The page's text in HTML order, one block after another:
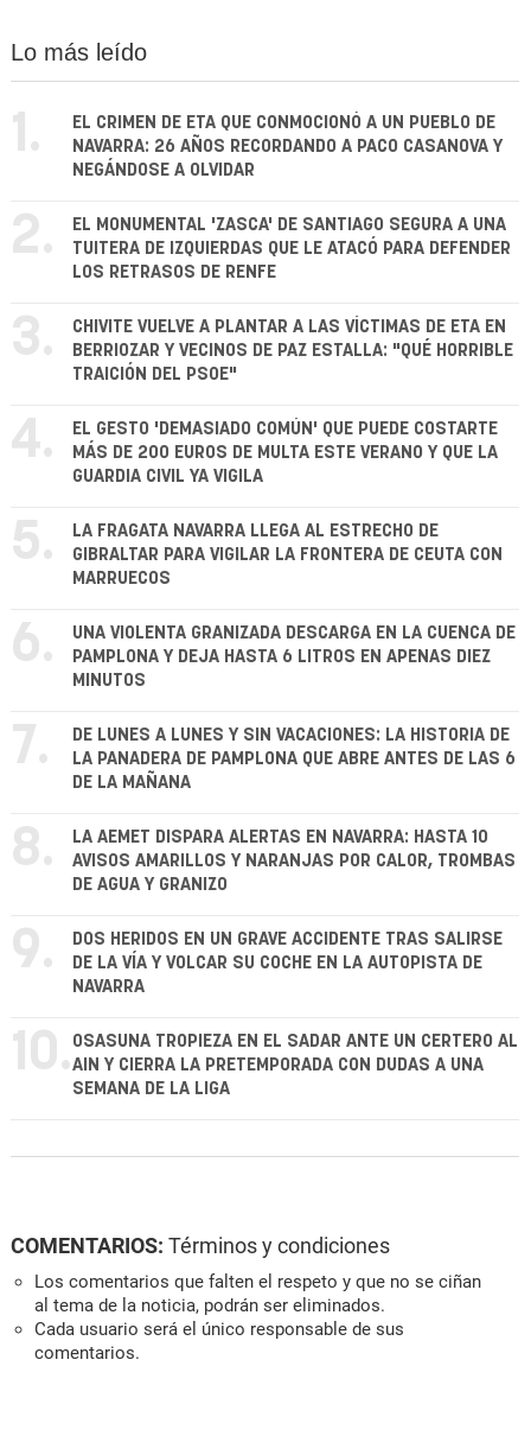
Lo más leído
1.
EL CRIMEN DE ETA QUE CONMOCIONÓ A UN PUEBLO DE
NAVARRA: 26 AÑOS RECORDANDO A PACO CASANOVA Y
NEGÁNDOSE A OLVIDAR
2.
EL MONUMENTAL 'ZASCA' DE SANTIAGO SEGURA A UNA
TUITERA DE IZQUIERDAS QUE LE ATACÓ PARA DEFENDER
LOS RETRASOS DE RENFE
3.
CHIVITE VUELVE A PLANTAR A LAS VÍCTIMAS DE ETA EN
BERRIOZAR Y VECINOS DE PAZ ESTALLA: "QUÉ HORRIBLE
TRAICIÓN DEL PSOE"
4.
EL GESTO 'DEMASIADO COMÚN' QUE PUEDE COSTARTE
MÁS DE 200 EUROS DE MULTA ESTE VERANO Y QUE LA
GUARDIA CIVIL YA VIGILA
5.
LA FRAGATA NAVARRA LLEGA AL ESTRECHO DE
GIBRALTAR PARA VIGILAR LA FRONTERA DE CEUTA CON
MARRUECOS
6.
UNA VIOLENTA GRANIZADA DESCARGA EN LA CUENCA DE
PAMPLONA Y DEJA HASTA 6 LITROS EN APENAS DIEZ
MINUTOS
7.
DE LUNES A LUNES Y SIN VACACIONES: LA HISTORIA DE
LA PANADERA DE PAMPLONA QUE ABRE ANTES DE LAS 6
DE LA MAÑANA
8.
LA AEMET DISPARA ALERTAS EN NAVARRA: HASTA 10
AVISOS AMARILLOS Y NARANJAS POR CALOR, TROMBAS
DE AGUA Y GRANIZO
9.
DOS HERIDOS EN UN GRAVE ACCIDENTE TRAS SALIRSE
DE LA VÍA Y VOLCAR SU COCHE EN LA AUTOPISTA DE
NAVARRA
10. OSASUNA TROPIEZA EN EL SADAR ANTE UN CERTERO AL
AIN Y CIERRA LA PRETEMPORADA CON DUDAS A UNA
SEMANA DE LA LIGA
COMENTARIOS: Términos y condiciones
Los comentarios que falten el respeto y que no se ciñan
al tema de la noticia, podrán ser eliminados.
Cada usuario será el único responsable de sus
comentarios.